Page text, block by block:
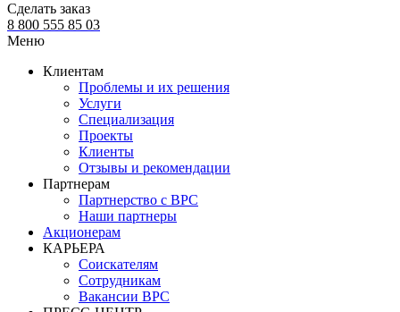
Сделать заказ
8 800 555 85 03
Меню
Клиентам
Проблемы и их решения
Услуги
Специализация
Проекты
Клиенты
Отзывы и рекомендации
Партнерам
Партнерство с BPC
Наши партнеры
Акционерам
КАРЬЕРА
Соискателям
Сотрудникам
Вакансии BPC